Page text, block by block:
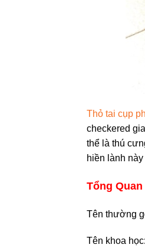
Thỏ tai cụp
checkered
thể là thú
hiền lành
Tổng
Tên thường
Tên khoa